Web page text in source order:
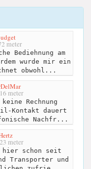
meter
Bediehnung am
wurde mir ein
obwohl...
meter
Rechnung
Kontakt dauert
Nachfr...
meter
schon seit
Transporter und